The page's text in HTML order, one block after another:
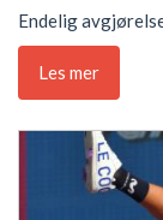
Endelig
Les mer